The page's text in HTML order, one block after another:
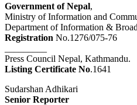
Government of Nepal,
Ministry of Information and
Department of Information &
Registration No.1276/075-76
Press Council Nepal, Kathmandu.
Listing Certificate No.1641
Sudarshan Adhikari
Senior Reporter